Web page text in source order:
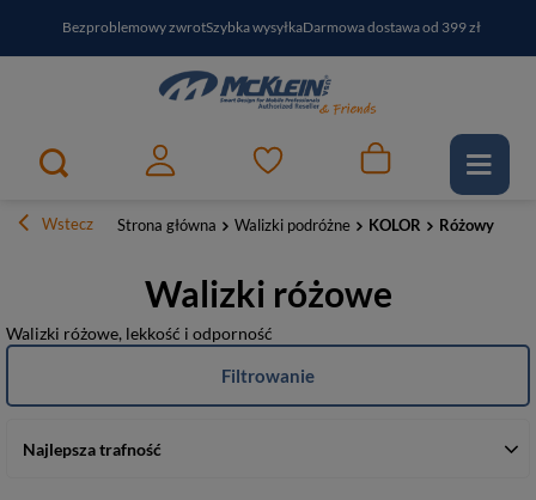
Bezproblemowy zwrotSzybka wysyłkaDarmowa dostawa od 399 zł
PayPo - kup i zapłać za30 dniZapisz się do newslettera i odbierz RABAT
Wstecz Strona główna Walizki podróżne KOLOR Różowy
Walizki różowe
Walizki różowe, lekkość i odporność
Najlepsza trafność
Filtrowanie